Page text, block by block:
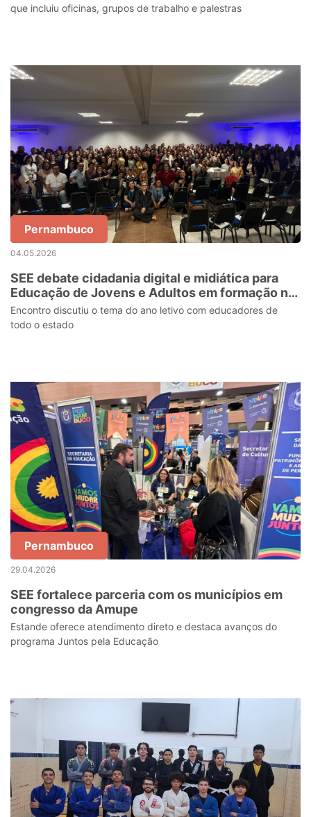
que incluiu oficinas, grupos de trabalho e palestras
Pernambuco
04.05.2026
SEE debate cidadania digital e midiática para
Educação de Jovens e Adultos em formação no
Agreste
Encontro discutiu o tema do ano letivo com educadores de
todo o estado
Pernambuco
29.04.2026
SEE fortalece parceria com os municípios em
congresso da Amupe
Estande oferece atendimento direto e destaca avanços do
programa Juntos pela Educação